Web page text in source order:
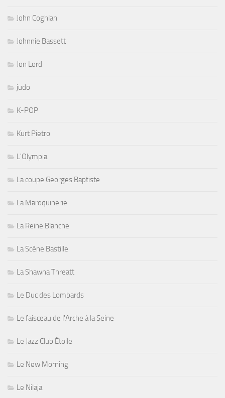
John Coghlan
Johnnie Bassett
Jon Lord
judo
K-POP
Kurt Pietro
L'Olympia
La coupe Georges Baptiste
La Maroquinerie
La Reine Blanche
La Scène Bastille
La Shawna Threatt
Le Duc des Lombards
Le faisceau de l'Arche à la Seine
Le Jazz Club Étoile
Le New Morning
Le Nilaja